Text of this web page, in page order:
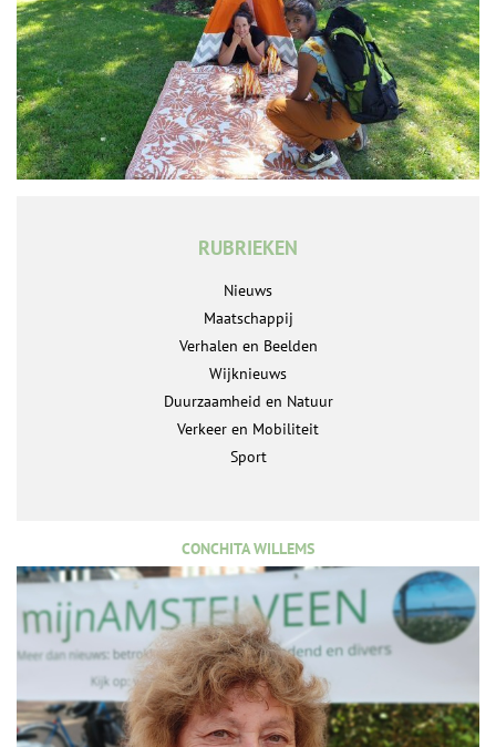
RUBRIEKEN
Nieuws
Maatschappij
Verhalen en Beelden
Wijknieuws
Duurzaamheid en Natuur
Verkeer en Mobiliteit
Sport
CONCHITA WILLEMS